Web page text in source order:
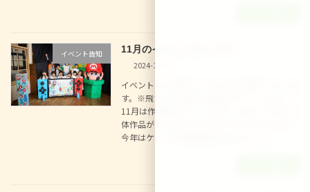
イベント告知
11月のイベントカレンダー
2024-10-16
イベントのご予約は こちらからお願いいたしま
す。※飛び込み参加も大歓迎です！！ さらに！
11月は作品展も行っています！毎年、大きな立
体作品があり大人も子供もワクワクドキドキ！
今年はケーキの移動販売(meerさん […]